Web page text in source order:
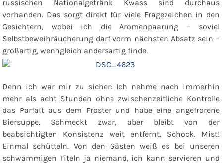
russischen Nationalgetränk Kwass sind durchaus
vorhanden. Das sorgt direkt für viele Fragezeichen in den
Gesichtern, wobei ich die Aromenpaarung – soviel
Selbstbeweihräucherung darf vorm nächsten Absatz sein –
großartig, wenngleich andersartig finde.
Denn ich war mir zu sicher: Ich nehme nach immerhin
mehr als acht Stunden ohne zwischenzeitliche Kontrolle
das Parfait aus dem Froster und habe eine angefrorene
Biersuppe. Schmeckt zwar, aber bleibt von der
beabsichtigten Konsistenz weit entfernt. Schock. Mist!
Einmal schütteln. Von den Gästen weiß es bei unseren
schwammigen Titeln ja niemand, ich kann servieren und